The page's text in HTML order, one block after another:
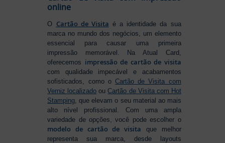
online
O Cartão de Visita é a identidade da sua
marca no mundo dos negócios, um elemento
essencial para causar uma primeira
impressão memorável. Na Atual Card,
oferecemos impressão de cartão de visita
com qualidade impecável e acabamentos
sofisticados, como o Cartão de Visita com
Verniz localizado ouCartão de Visita com Hot
Stamping , que elevam o seu material ao mais
alto nível profissional. Com uma ampla
variedade de opções, você pode escolher o
modelo de cartão de visita que melhor
representa sua marca, desde layouts